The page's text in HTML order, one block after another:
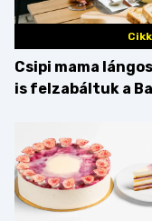
Csipi mama
is felzabáltuk a